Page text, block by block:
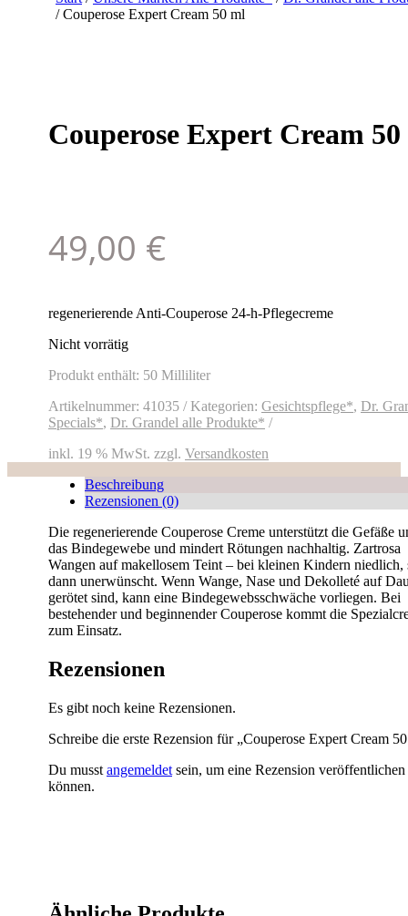
/ Couperose Expert Cream 50 ml
Couperose Expert Cream
49,00 €
regenerierende Anti-Couperose 24-h-Pflegecreme
Nicht vorrätig
Produkt enthält: 50 Milliliter
Artikelnummer: 41035 Kategorien: Gesichtspflege*, Dr.
Specials*, Dr. Grandel alle Produkte*
inkl. 19 % MwSt. zzgl. Versandkosten
Beschreibung
Rezensionen (0)
Die regenerierende Couperose Creme unterstützt die Gefäße
das Bindegewebe und mindert Rötungen nachhaltig. Zartrosa
Wangen auf makellosem Teint – bei kleinen Kindern niedlich,
dann unerwünscht. Wenn Wange, Nase und Dekolleté auf
gerötet sind, kann eine Bindegewebsschwäche vorliegen. Bei
bestehender und beginnender Couperose kommt die
zum Einsatz.
Rezensionen
Es gibt noch keine Rezensionen.
Schreibe die erste Rezension für „Couperose Expert Cream
Du musst angemeldet sein, um eine Rezension veröffentlichen
können.